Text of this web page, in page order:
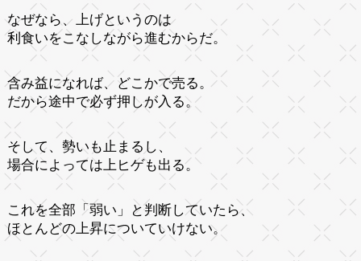
なぜなら、上げというのは
利食いをこなしながら進むからだ。
含み益になれば、どこかで売る。
だから途中で必ず押しが入る。
そして、勢いも止まるし、
場合によっては上ヒゲも出る。
これを全部「弱い」と判断していたら、
ほとんどの上昇についていけない。